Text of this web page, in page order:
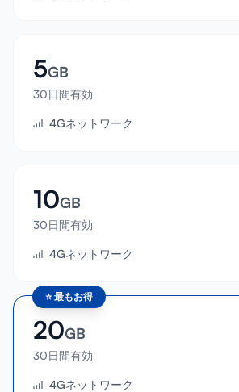
5GB
30日間有効
4Gネットワーク
10GB
30日間有効
4Gネットワーク
⭐最もお得
20GB
30日間有効
4Gネットワーク